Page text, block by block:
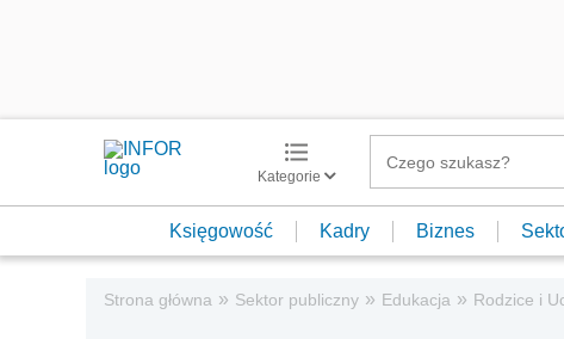
Kategorie
Księgowość Kadry Biznes
Strona główna » Sektor publiczny » Edukacja » Rodzice i